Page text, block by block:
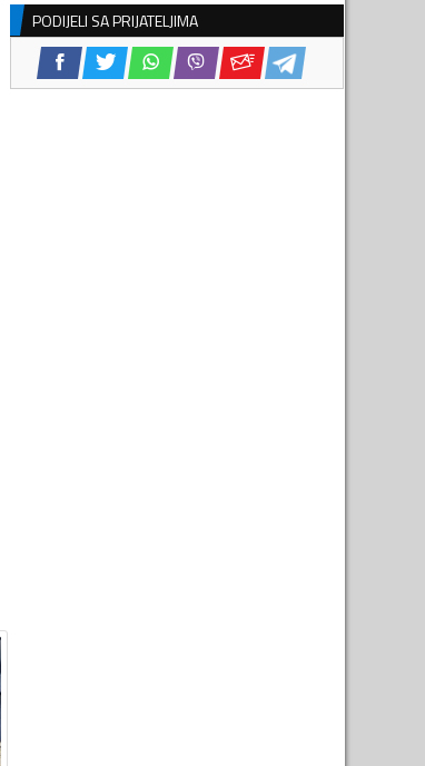
PODIJELI SA PRIJATELJIMA